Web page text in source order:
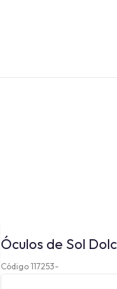
Óculos de Sol
Código 117253-